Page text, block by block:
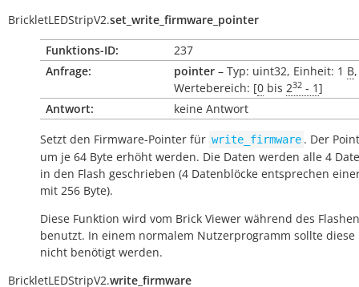
BrickletLEDStripV2.set_write_firmware_pointer
Funktions-ID:
237
Anfrage:
pointer – Typ: uint32, Einheit: 1 B,
Wertebereich: [0 bis 232 - 1]
Antwort:
keine Antwort
Setzt den Firmware-Pointer für write_firmware . Der
um je 64 Byte erhöht werden. Die Daten werden alle 4
in den Flash geschrieben (4 Datenblöcke entsprechen
mit 256 Byte).
Diese Funktion wird vom Brick Viewer während des
benutzt. In einem normalem Nutzerprogramm sollte diese
nicht benötigt werden.
BrickletLEDStripV2.write_firmware